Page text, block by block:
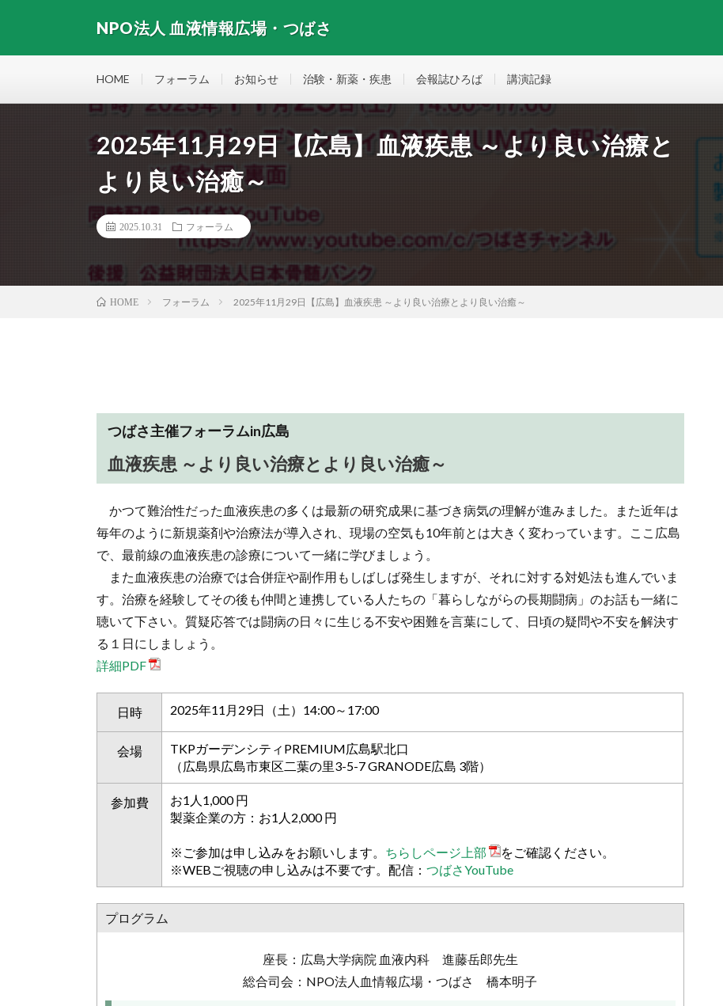
NPO法人 血液情報広場・つばさ
HOME フォーラム お知らせ 治験・新薬・疾患 会報誌ひろば 講演記録
2025年11月29日【広島】血液疾患 ～より良い治療と
より良い治癒～
2025.10.31 フォーラム
HOME フォーラム 2025年11月29日【広島】血液疾患 ～より良い治療とより良い治癒～
つばさ主催フォーラムin広島
血液疾患 ～より良い治療とより良い治癒～
かつて難治性だった血液疾患の多くは最新の研究成果に基づき病気の理解が進みました。また近年は
毎年のように新規薬剤や治療法が導入され、現場の空気も10年前とは大きく変わっています。ここ広島
で、最前線の血液疾患の診療について一緒に学びましょう。
また血液疾患の治療では合併症や副作用もしばしば発生しますが、それに対する対処法も進んでいま
す。治療を経験してその後も仲間と連携している人たちの「暮らしながらの長期闘病」のお話も一緒に
聴いて下さい。質疑応答では闘病の日々に生じる不安や困難を言葉にして、日頃の疑問や不安を解決す
る１日にしましょう。
詳細PDF
日時 2025年11月29日（土）14:00～17:00
会場
TKPガーデンシティPREMIUM広島駅北口
（広島県広島市東区二葉の里3-5-7 GRANODE広島 3階）
参加費
お1人1,000 円
製薬企業の方：お1人2,000 円
※ご参加は申し込みをお願いします。 ちらしページ上部
をご確認ください。
※WEBご視聴の申し込みは不要です。配信： つばさYouTube
プログラム
座長：広島大学病院 血液内科 進藤岳郎先生
総合司会：NPO法人血情報広場・つばさ 橋本明子